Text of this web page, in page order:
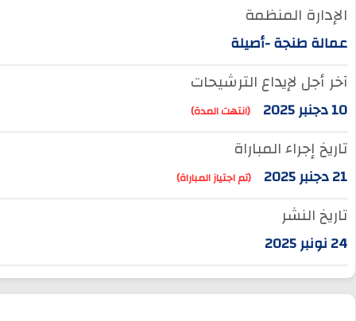
الإدارة المنظمة
عمالة طنجة -أصيلة
آخر أجل لإيداع الترشيحات
10 دجنبر 2025 (انتهت المدة)
تاريخ إجراء المباراة
21 دجنبر 2025 (تم اجتياز المباراة)
تاريخ النشر
24 نونبر 2025